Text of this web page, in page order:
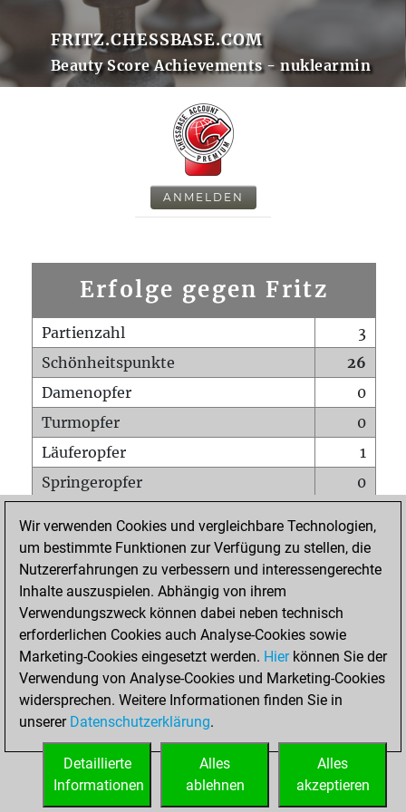
FRITZ.CHESSBASE.COM
Beauty Score Achievements - nuklearmin
ANMELDEN
Erfolge gegen Fritz
Partienzahl
3
Schönheitspunkte
26
Damenopfer
0
Turmopfer
0
Läuferopfer
1
Springeropfer
0
Matt auf vollem Brett
0
Bauer setzt Matt
0
Erstickte Matts
Unterverwandlungen
Türme auf der siebten
0
STARTSEITE
Wir verwenden Cookies und vergleichbare Technologien,
um bestimmte Funktionen zur Verfügung zu stellen, die
Nutzererfahrungen zu verbessern und interessengerechte
Inhalte auszuspielen. Abhängig von ihrem
Verwendungszweck können dabei neben technisch
erforderlichen Cookies auch Analyse-Cookies sowie
Marketing-Cookies eingesetzt werden. Hierkönnen Sie der
Verwendung von Analyse-Cookies und Marketing-Cookies
widersprechen. Weitere Informationen finden Sie in
unserer Datenschutzerklärung.
Alles
akzeptieren
Alles
ablehnen
Detaillierte
Informationen